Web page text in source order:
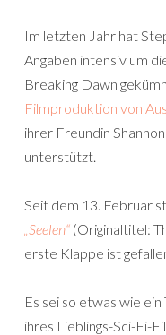
Im letzten Jahr hat
Angaben intensiv um
Breaking Dawn
Filmproduktion von
ihrer Freundin
unterstützt.
Seit dem 13. Februar
„Seelen“ (Originaltitel:
erste Klappe ist
Es sei so etwas wie
ihres Lieblings-Sci-Fi-